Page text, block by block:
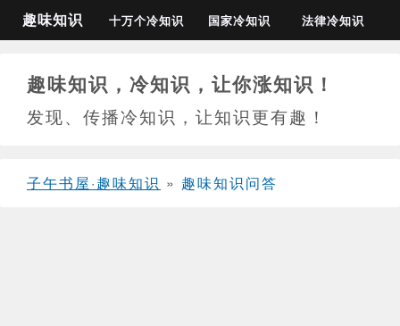
趣味知识 十万个冷知识 国家冷知识 法律冷知识
趣味知识，冷知识，让你涨知识！
发现、传播冷知识，让知识更有趣！
子午书屋·趣味知识 » 趣味知识问答